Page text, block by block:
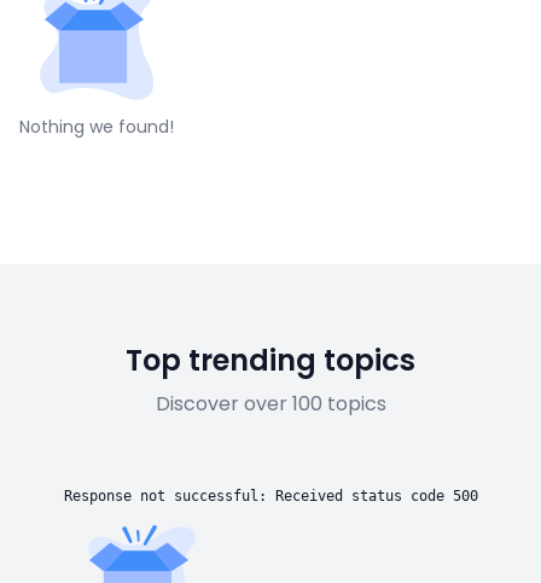
Nothing we found!
Top trending topics
Discover over 100 topics
Response not successful: Received status code 500